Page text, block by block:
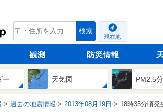
tenki.jp 検索
現在地
観測 防災情報
ー 天気図 PM2.5
過去の地震情報 2013年08月19日 18時35分頃発